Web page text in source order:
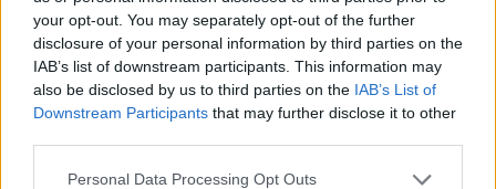
your opt-out. You may separately opt-out of the further
disclosure of your personal information by third parties on the
IAB’s list of downstream participants. This information may
also be disclosed by us to third parties on the IAB’s List of
Downstream Participants that may further disclose it to other
Personal Data Processing Opt Outs
puszczy Henryka Sienkiewicza
Kategorie
opracowania
Opis psa Saby z powieści W pustyni i w